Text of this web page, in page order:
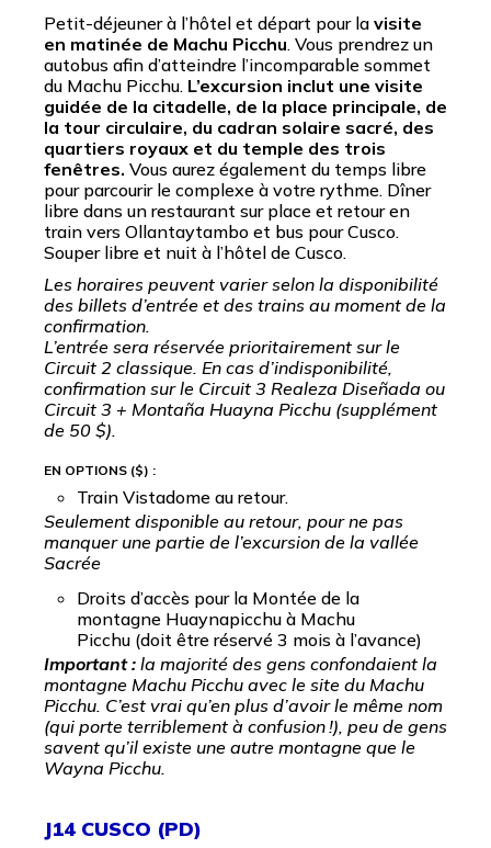
Petit-déjeuner à l’hôtel et départ pour la visite
en matinée de Machu Picchu. Vous prendrez un
autobus afin d’atteindre l’incomparable sommet
du Machu Picchu. L’excursion inclut une visite
guidée de la citadelle, de la place principale, de
la tour circulaire, du cadran solaire sacré, des
quartiers royaux et du temple des trois
fenêtres. Vous aurez également du temps libre
pour parcourir le complexe à votre rythme. Dîner
libre dans un restaurant sur place et retour en
train vers Ollantaytambo et bus pour Cusco.
Souper libre et nuit à l’hôtel de Cusco.
Les horaires peuvent varier selon la disponibilité
des billets d’entrée et des trains au moment de la
confirmation.
L’entrée sera réservée prioritairement sur le
Circuit 2 classique. En cas d’indisponibilité,
confirmation sur le Circuit 3 Realeza Diseñada ou
Circuit 3 + Montaña Huayna Picchu (supplément
de 50 $).
EN OPTIONS ($) :
Train Vistadome au retour.
Seulement disponible au retour, pour ne pas
manquer une partie de l’excursion de la vallée
Sacrée
Droits d’accès pour la Montée de la
montagne Huaynapicchu à Machu
Picchu (doit être réservé 3 mois à l’avance)
Important : la majorité des gens confondaient la
montagne Machu Picchu avec le site du Machu
Picchu. C’est vrai qu’en plus d’avoir le même nom
(qui porte terriblement à confusion !), peu de gens
savent qu’il existe une autre montagne que le
Wayna Picchu.
J14 CUSCO (PD)